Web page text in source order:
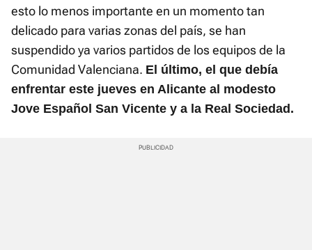
esto lo menos importante en un momento tan
delicado para varias zonas del país, se han
suspendido ya varios partidos de los equipos de la
Comunidad Valenciana. El último, el que debía
enfrentar este jueves en Alicante al modesto
Jove Español San Vicente y a la Real Sociedad.